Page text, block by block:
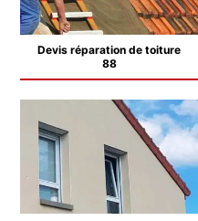
Devis réparation de toiture
88